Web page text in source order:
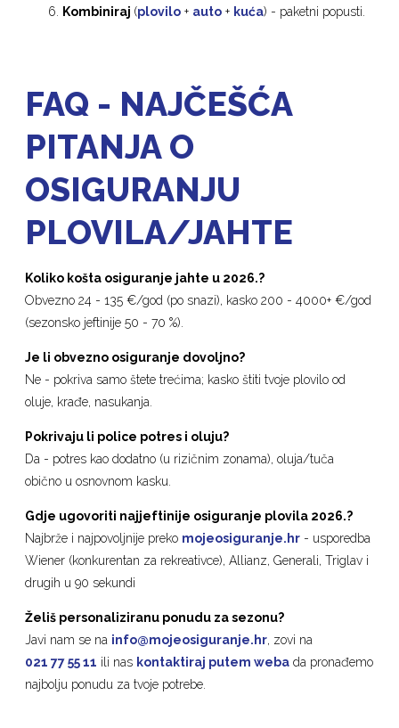
Kombiniraj (plovilo + auto + kuća) - paketni popusti.
FAQ - NAJČEŠĆA
PITANJA O
OSIGURANJU
PLOVILA/JAHTE
Koliko košta osiguranje jahte u 2026.?
Obvezno 24 - 135 €/god (po snazi), kasko 200 - 4000+ €/god
(sezonsko jeftinije 50 - 70 %).
Je li obvezno osiguranje dovoljno?
Ne - pokriva samo štete trećima; kasko štiti tvoje plovilo od
oluje, krađe, nasukanja.
Pokrivaju li police potres i oluju?
Da - potres kao dodatno (u rizičnim zonama), oluja/tuča
obično u osnovnom kasku.
Gdje ugovoriti najjeftinije osiguranje plovila 2026.?
Najbrže i najpovoljnije preko mojeosiguranje.hr - usporedba
Wiener (konkurentan za rekreativce), Allianz, Generali, Triglav i
drugih u 90 sekundi
Želiš personaliziranu ponudu za sezonu?
Javi nam se na info@mojeosiguranje.hr, zovi na
021 77 55 11 ili nas kontaktiraj putem weba da pronađemo
najbolju ponudu za tvoje potrebe.